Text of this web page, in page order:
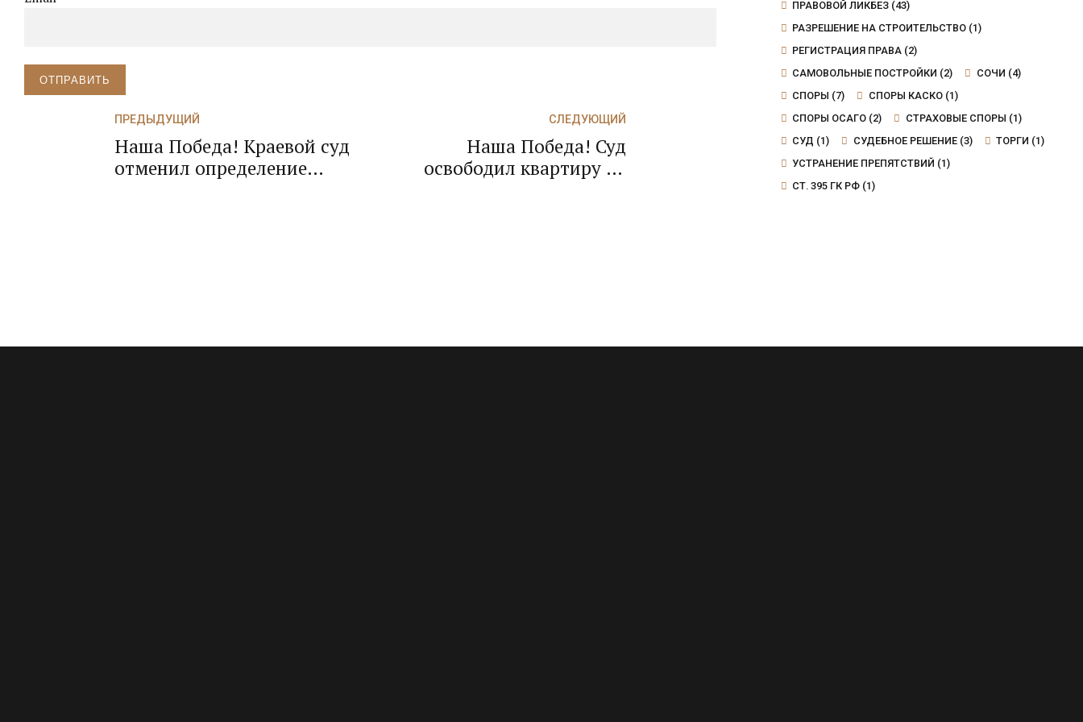
ОТПРАВИТЬ
ПРЕДЫДУЩИЙ
Наша Победа! Краевой суд
отменил определение
СЛЕДУЮЩИЙ
Наша Победа! Суд
освободил квартиру от
ПРАВОВОЙ ЛИКБЕЗ (43)
РАЗРЕШЕНИЕ НА СТРОИТЕЛЬСТВО (1)
РЕГИСТРАЦИЯ ПРАВА (2)
САМОВОЛЬНЫЕ ПОСТРОЙКИ (2) СОЧИ (4)
СПОРЫ (7) СПОРЫ КАСКО(1)
СПОРЫ ОСАГО (2) СТРАХОВЫЕ СПОРЫ (1)
СУД (1) СУДЕБНОЕ РЕШЕНИЕ(3) ТОРГИ (1)
УСТРАНЕНИЕ ПРЕПЯТСТВИЙ (1)
СТ. 395 ГК РФ (1)